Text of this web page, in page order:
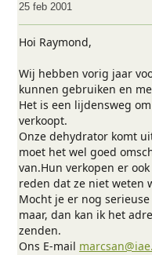
25 feb 2001
Hoi Raymond,
Wij hebben vorig jaar
kunnen gebruiken en
Het is een lijdensweg
verkoopt.
Onze dehydrator komt
moet het wel goed
van.Hun verkopen er
reden dat ze niet weten
Mocht je er nog
maar, dan kan ik het
zenden.
Ons E-mail